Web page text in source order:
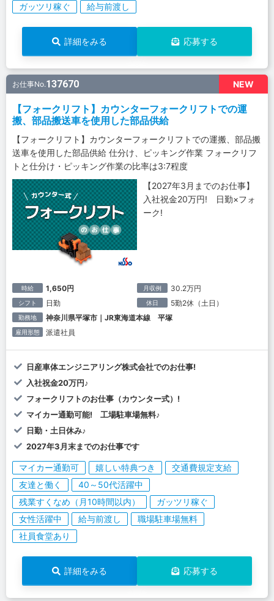
ガッツリ稼ぐ
給与前渡し
詳細をみる 応募する
NEW
お仕事No.137670
【フォークリフト】カウンターフォークリフトでの運
搬、部品搬送車を使用した部品供給
【フォークリフト】カウンターフォークリフトでの運搬、部品搬
送車を使用した部品供給 仕分け、ピッキング作業 フォークリフ
トと仕分け・ピッキング作業の比率は3:7程度
【2027年3月までのお仕事】
入社祝金20万円! 日勤×フォ
ーク!
時給 1,650円 月収例 30.2万円
シフト 日勤 休日 5勤2休（土日）
勤務地 神奈川県平塚市｜JR東海道本線 平塚
雇用形態 派遣社員
日産車体エンジニアリング株式会社でのお仕事!
入社祝金20万円♪
フォークリフトのお仕事（カウンター式）!
マイカー通勤可能! 工場駐車場無料♪
日勤・土日休み♪
2027年3月末までのお仕事です
マイカー通勤可 嬉しい特典つき
交通費規定支給
友達と働く
40～50代活躍中
残業すくなめ（月10時間以内）
ガッツリ稼ぐ
女性活躍中
給与前渡し
職場駐車場無料
社員食堂あり
詳細をみる 応募する